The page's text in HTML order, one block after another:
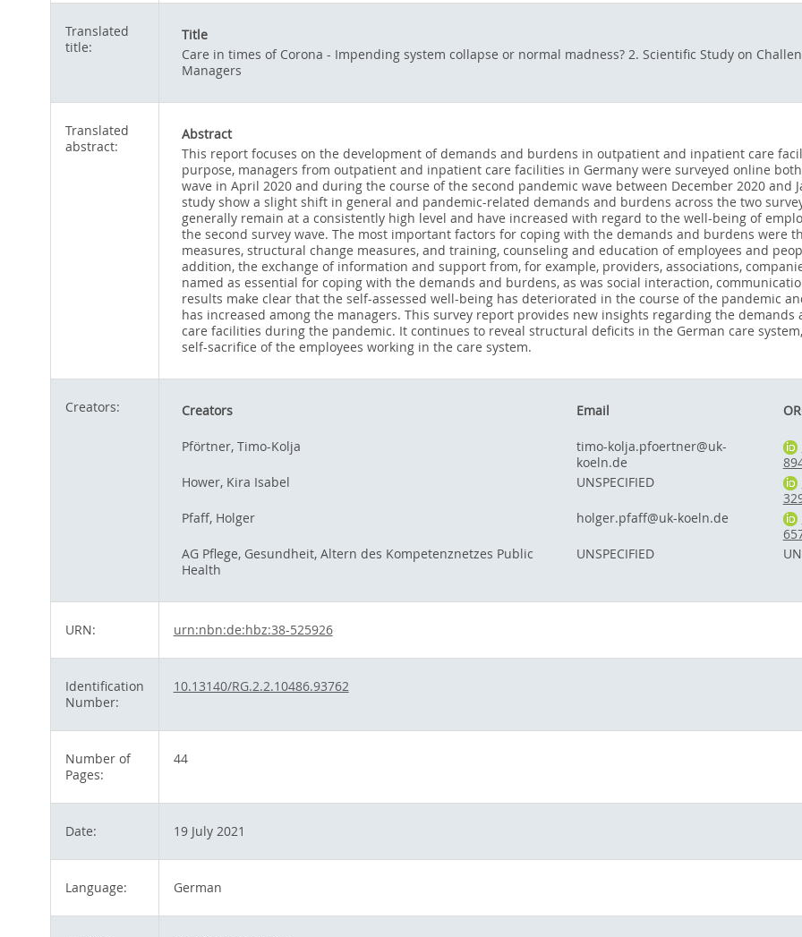
Translated
title:
Title
Care in times of Corona - Impending system collapse or normal madness? 2. Scientific Study on
Managers
Translated
abstract:
Abstract
This report focuses on the development of demands and burdens in outpatient and inpatient care
purpose, managers from outpatient and inpatient care facilities in Germany were surveyed online
wave in April 2020 and during the course of the second pandemic wave between December 2020 and
study show a slight shift in general and pandemic-related demands and burdens across the two
generally remain at a consistently high level and have increased with regard to the well-being of
the second survey wave. The most important factors for coping with the demands and burdens were
measures, structural change measures, and training, counseling and education of employees and
addition, the exchange of information and support from, for example, providers, associations,
named as essential for coping with the demands and burdens, as was social interaction,
results make clear that the self-assessed well-being has deteriorated in the course of the pandemic
has increased among the managers. This survey report provides new insights regarding the
care facilities during the pandemic. It continues to reveal structural deficits in the German care
self-sacrifice of the employees working in the care system.
Creators: Creators Email
Pförtner, Timo-Kolja
timo-kolja.pfoertner@uk-
koeln.de
Hower, Kira Isabel UNSPECIFIED
Pfaff, Holger holger.pfaff@uk-koeln.de
AG Pflege, Gesundheit, Altern des Kompetenznetzes Public
Health
UNSPECIFIED
URN: urn:nbn:de:hbz:38-525926
Identification
Number:
10.13140/RG.2.2.10486.93762
Number of
Pages:
44
Date: 19 July 2021
Language: German